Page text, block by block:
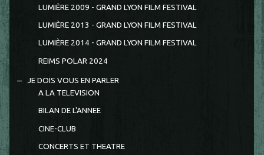
LUMIÈRE 2009 - GRAND LYON FILM FESTIVAL
LUMIÈRE 2013 - GRAND LYON FILM FESTIVAL
LUMIÈRE 2014 - GRAND LYON FILM FESTIVAL
REIMS POLAR 2024
JE DOIS VOUS EN PARLER
A LA TELEVISION
BILAN DE L'ANNEE
CINE-CLUB
CONCERTS ET THEATRE